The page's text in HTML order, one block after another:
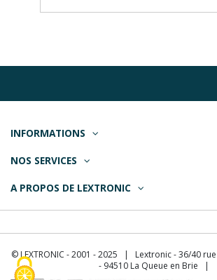
INFORMATIONS
NOS SERVICES
A PROPOS DE LEXTRONIC
© LEXTRONIC - 2001 - 2025 | Lextronic - 36/40
- 94510 La Queue en Brie |